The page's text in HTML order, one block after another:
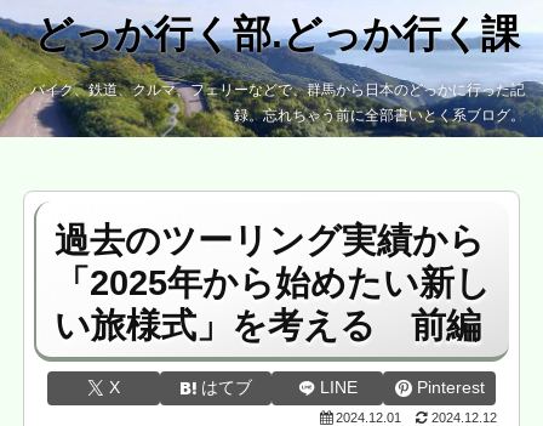
どっか行く部.どっか行く課
バイク、鉄道、クルマ、フェリーなどで、群馬から日本のどっかに行った記
録。忘れちゃう前に全部書いとく系ブログ。
過去のツーリング実績から
「2025年から始めたい新し
い旅様式」を考える 前編
X はてブ LINE Pinterest
2024.12.01 2024.12.12